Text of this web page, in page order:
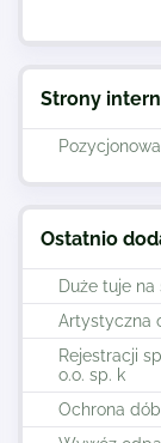
Strony
Ostatnio
Duże tuje
Artystyczna
Rejestracji
o.o. sp. k
Ochrona